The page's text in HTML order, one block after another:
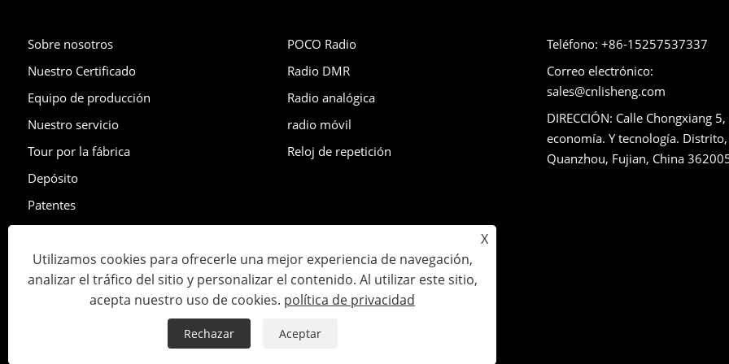
Sobre nosotros
Nuestro Certificado
Equipo de producción
Nuestro servicio
Tour por la fábrica
Depósito
Patentes
POCO Radio
Radio DMR
Radio analógica
radio móvil
Reloj de repetición
Teléfono: +86-15257537337
Correo electrónico:
sales@cnlisheng.com
DIRECCIÓN: Calle Chongxiang 5,
economía. Y tecnología. Distrito,
Quanzhou, Fujian, China
Copyright © 2023 Lisheng Communications Co., Ltd. Todos los derechos reservados.
XML política de privacidad
X
Utilizamos cookies para ofrecerle una mejor experiencia de navegación,
analizar el tráfico del sitio y personalizar el contenido. Al utilizar este sitio,
acepta nuestro uso de cookies. política de privacidad
Rechazar Aceptar